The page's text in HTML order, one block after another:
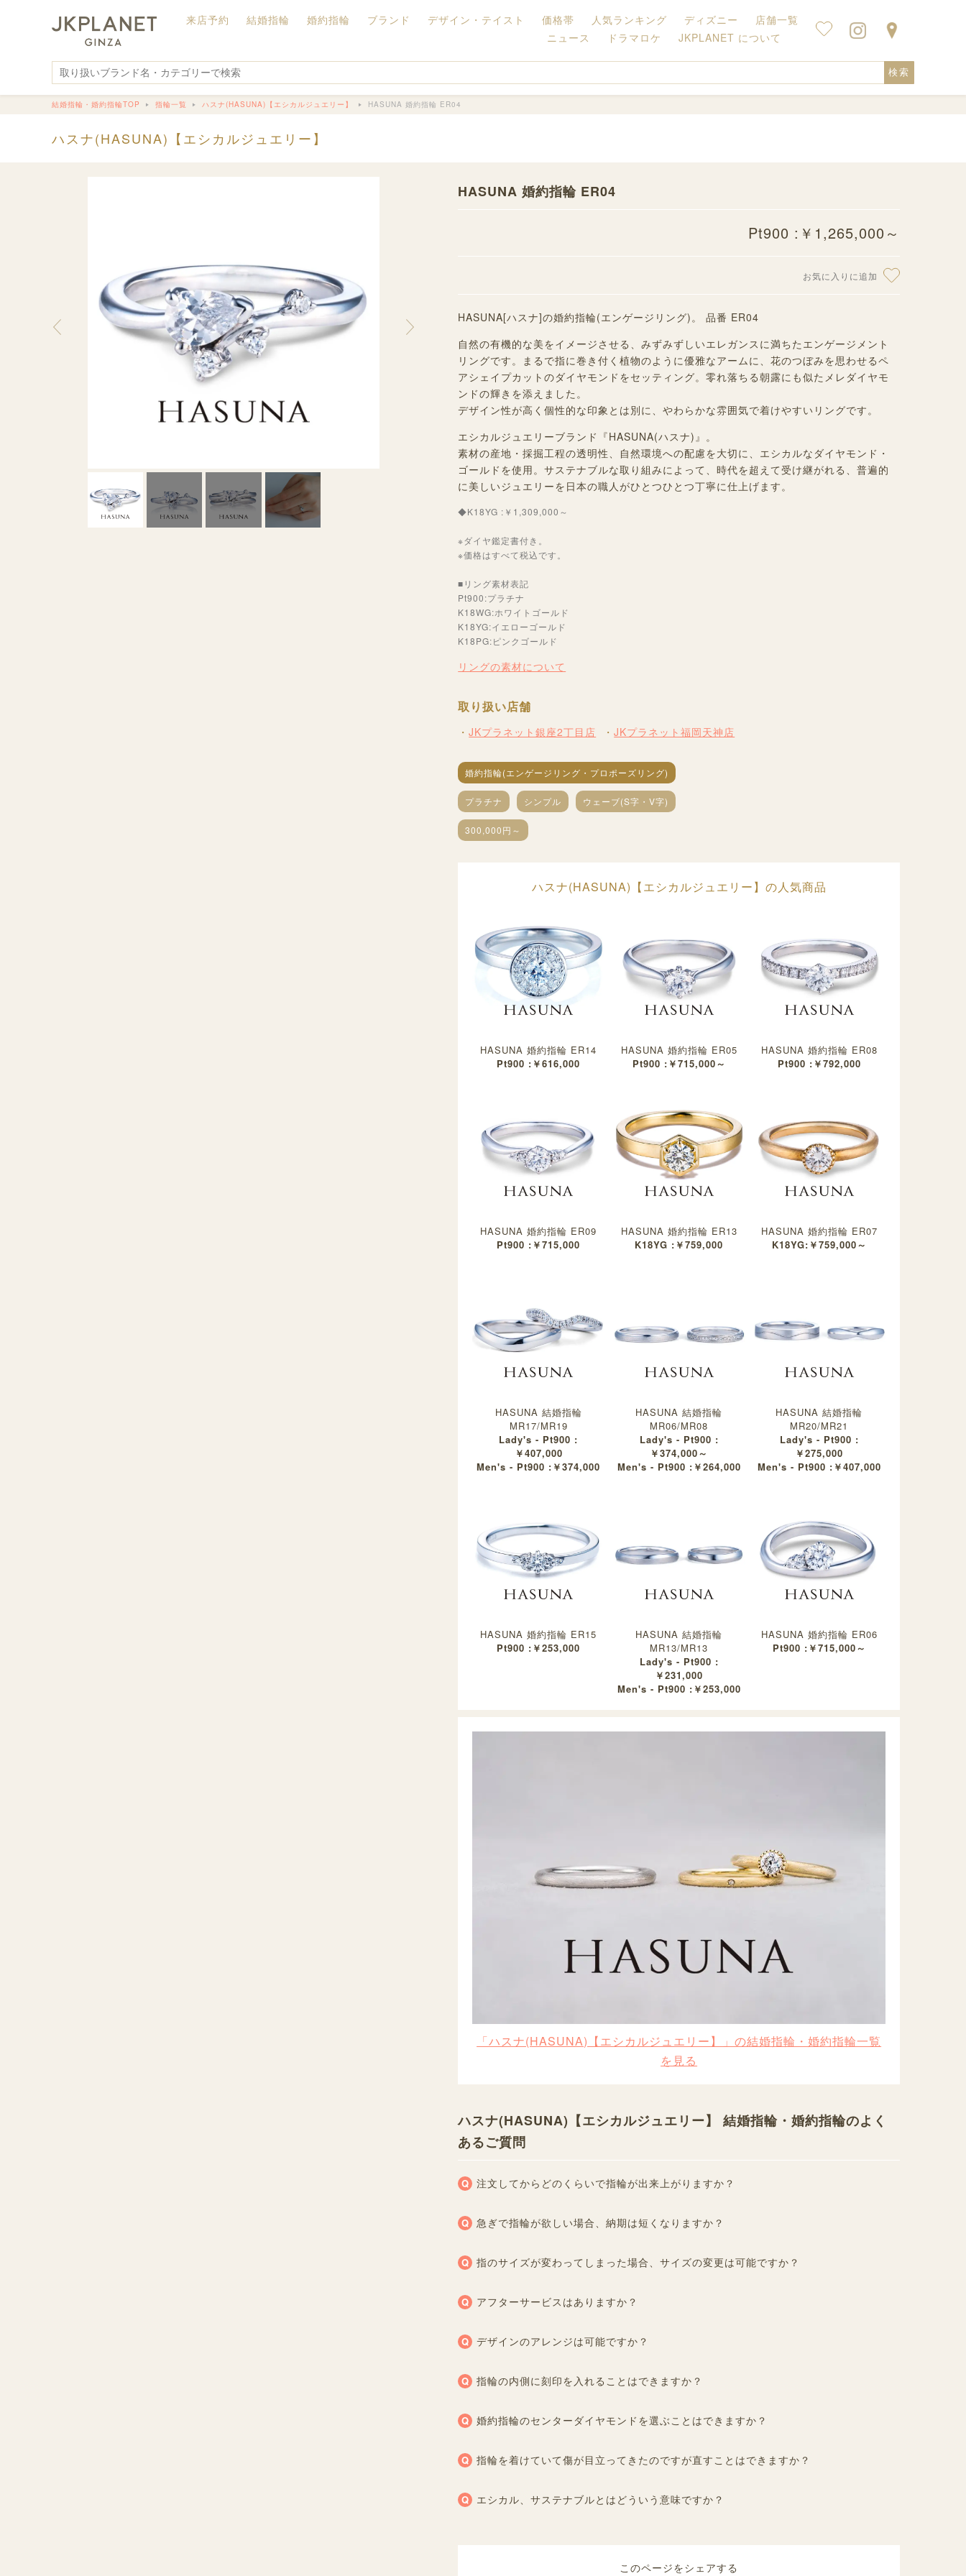
来店予約 結婚指輪 婚約指輪 ブランド デザイン・テイスト 価格帯 人気ランキング ディズニー
店舗一覧
ニュース
ドラマロケ JKPLANET について
検索
結婚指輪・婚約指輪TOP 指輪一覧 ハスナ(HASUNA)【エシカルジュエリー】 HASUNA 婚約指輪 ER04
ハスナ(HASUNA)【エシカルジュエリー】
HASUNA 婚約指輪 ER04
Pt900 :￥1,265,000～
お気に入りに追加
HASUNA[ハスナ]の婚約指輪(エンゲージリング)。 品番 ER04
自然の有機的な美をイメージさせる、みずみずしいエレガンスに満ちたエンゲージメント
リングです。まるで指に巻き付く植物のように優雅なアームに、花のつぼみを思わせるペ
アシェイプカットのダイヤモンドをセッティング。零れ落ちる朝露にも似たメレダイヤモ
ンドの輝きを添えました。
デザイン性が高く個性的な印象とは別に、やわらかな雰囲気で着けやすいリングです。
エシカルジュエリーブランド『HASUNA(ハスナ)』。
素材の産地・採掘工程の透明性、自然環境への配慮を大切に、エシカルなダイヤモンド・
ゴールドを使用。サステナブルな取り組みによって、時代を超えて受け継がれる、普遍的
に美しいジュエリーを日本の職人がひとつひとつ丁寧に仕上げます。
◆K18YG :￥1,309,000～
※ダイヤ鑑定書付き。
※価格はすべて税込です。
■リング素材表記
Pt900:プラチナ
K18WG:ホワイトゴールド
K18YG:イエローゴールド
K18PG:ピンクゴールド
リングの素材について
取り扱い店舗
JKプラネット銀座2丁目店 JKプラネット福岡天神店
婚約指輪(エンゲージリング・プロポーズリング)
プラチナ シンプル ウェーブ(S字・V字)
300,000円～
ハスナ(HASUNA)【エシカルジュエリー】の人気商品
HASUNA 婚約指輪 ER14
Pt900 :￥616,000
HASUNA 婚約指輪 ER05
Pt900 :￥715,000～
HASUNA 婚約指輪 ER08
Pt900 :￥792,000
HASUNA 婚約指輪 ER09
Pt900 :￥715,000
HASUNA 婚約指輪 ER13
K18YG :￥759,000
HASUNA 婚約指輪 ER07
K18YG:￥759,000～
HASUNA 結婚指輪
MR17/MR19
Lady's - Pt900 :
￥407,000
Men's - Pt900 :￥374,000
HASUNA 結婚指輪
MR06/MR08
Lady's - Pt900 :
￥374,000～
Men's - Pt900 :￥264,000
HASUNA 結婚指輪
MR20/MR21
Lady's - Pt900 :
￥275,000
Men's - Pt900 :￥407,000
HASUNA 婚約指輪 ER15
Pt900 :￥253,000
HASUNA 結婚指輪
MR13/MR13
Lady's - Pt900 :
￥231,000
Men's - Pt900 :￥253,000
HASUNA 婚約指輪 ER06
Pt900 :￥715,000～
「ハスナ(HASUNA)【エシカルジュエリー】」の結婚指輪・婚約指輪一覧
を見る
ハスナ(HASUNA)【エシカルジュエリー】 結婚指輪・婚約指輪のよく
あるご質問
注文してからどのくらいで指輪が出来上がりますか？
急ぎで指輪が欲しい場合、納期は短くなりますか？
指のサイズが変わってしまった場合、サイズの変更は可能ですか？
アフターサービスはありますか？
デザインのアレンジは可能ですか？
指輪の内側に刻印を入れることはできますか？
婚約指輪のセンターダイヤモンドを選ぶことはできますか？
指輪を着けていて傷が目立ってきたのですが直すことはできますか？
エシカル、サステナブルとはどういう意味ですか？
このページをシェアする